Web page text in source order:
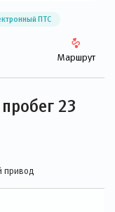
ПТС
Маршрут
23
привод